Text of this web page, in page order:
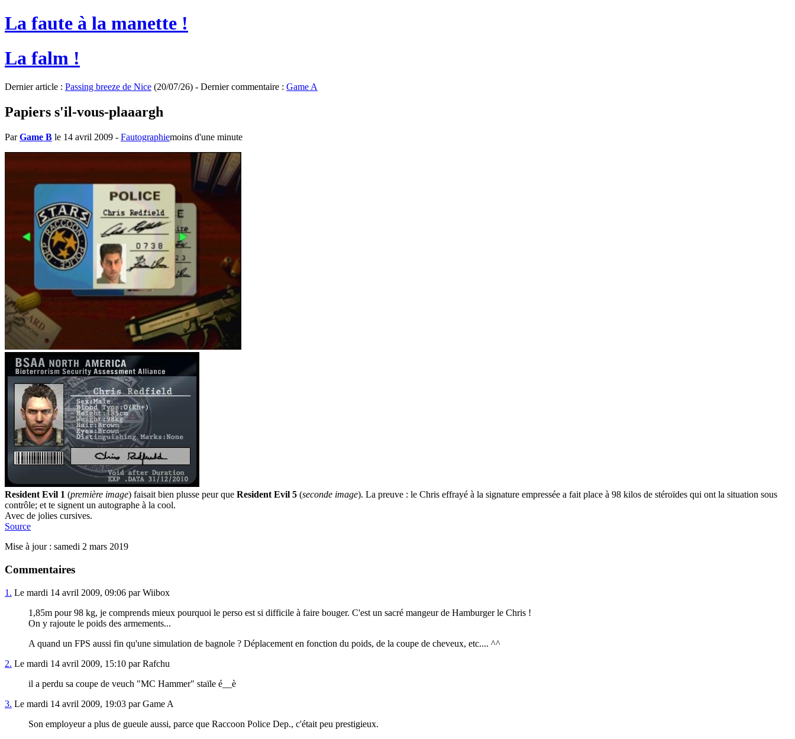
La faute à la manette !
La falm !
Dernier article : Passing breeze de Nice (20/07/26) - Dernier commentaire : Game A
Papiers s'il-vous-plaaargh
ParGame B le 14 avril 2009 - Fautographiemoins d'une minute
Resident Evil 1 (première image) faisait bien plusse peur que Resident Evil 5 (seconde image). La preuve : le Chris effrayé à la signature empressée a fait place à 98 kilos de stéroïdes qui ont la situation sous
contrôle; et te signent un autographe à la cool.
Avec de jolies cursives.
Source
Mise à jour : samedi 2 mars 2019
Commentaires
1. Le mardi 14 avril 2009, 09:06 par Wiibox
1,85m pour 98 kg, je comprends mieux pourquoi le perso est si difficile à faire bouger. C'est un sacré mangeur de Hamburger le Chris !
On y rajoute le poids des armements...
A quand un FPS aussi fin qu'une simulation de bagnole ? Déplacement en fonction du poids, de la coupe de cheveux, etc.... ^^
2. Le mardi 14 avril 2009, 15:10 par Rafchu
il a perdu sa coupe de veuch "MC Hammer" staïle é__è
3. Le mardi 14 avril 2009, 19:03 par Game A
Son employeur a plus de gueule aussi, parce que Raccoon Police Dep., c'était peu prestigieux.